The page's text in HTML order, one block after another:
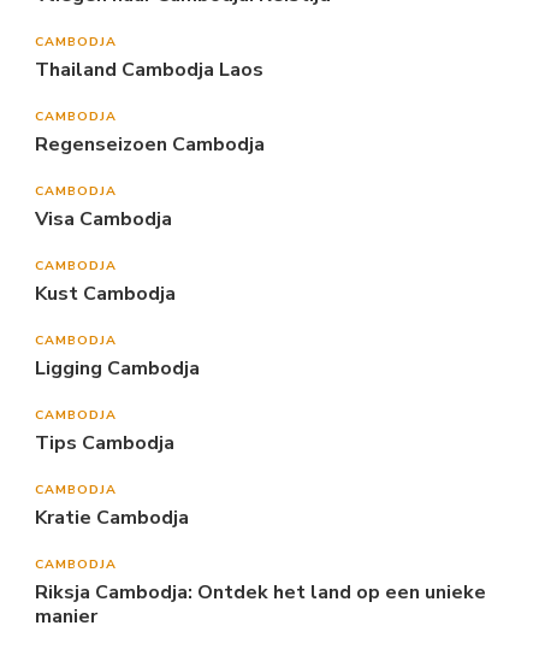
CAMBODJA
Thailand Cambodja Laos
CAMBODJA
Regenseizoen Cambodja
CAMBODJA
Visa Cambodja
CAMBODJA
Kust Cambodja
CAMBODJA
Ligging Cambodja
CAMBODJA
Tips Cambodja
CAMBODJA
Kratie Cambodja
CAMBODJA
Riksja Cambodja: Ontdek het land op een unieke
manier